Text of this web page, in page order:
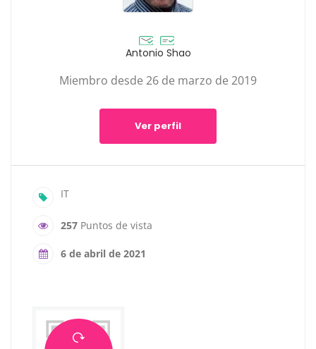
Antonio Shao
Miembro desde 26 de marzo de 2019
Ver perfil
IT
257 Puntos de vista
6 de abril de 2021